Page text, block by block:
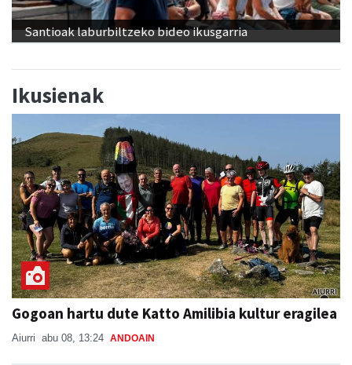
Santioak laburbiltzeko bideo ikusgarria
Ikusienak
Gogoan hartu dute Katto Amilibia kultur eragilea
Aiurri abu 08, 13:24 ANDOAIN